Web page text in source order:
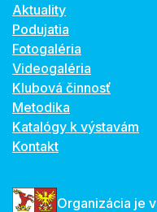
Aktuality
Podujatia
Fotogaléria
Videogaléria
Klubová činnosť
Metodika
Katalógy k výstavám
Kontakt
Organizácia je